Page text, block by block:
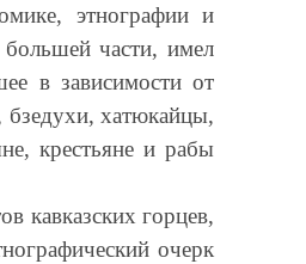
этнографии и
части, имел
в зависимости от
хатюкайцы,
крестьяне и рабы
кавказских горцев,
очерк